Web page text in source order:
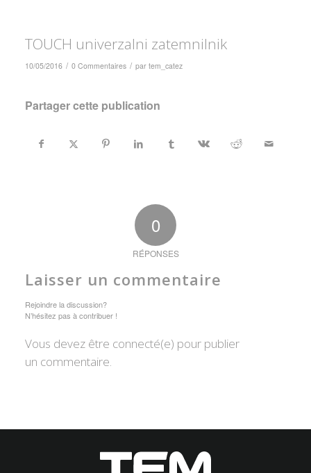
TOUCH univerzalni zatemnilnik
10/05/2016 / 0 Commentaires / par tem_catez
Partager cette publication
0
RÉPONSES
Laisser un commentaire
Rejoindre la discussion?
N’hésitez pas à contribuer !
Vous devez être connecté(e) pour publier
un commentaire.